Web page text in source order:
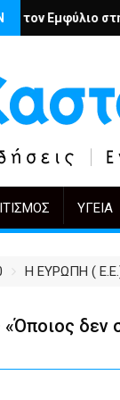
στην
το ίδιο
KIFF 51: Η
ΥΓΕΊΑ
Η ΕΥΡΩΠΗ ( Ε.Ε.)
δεν